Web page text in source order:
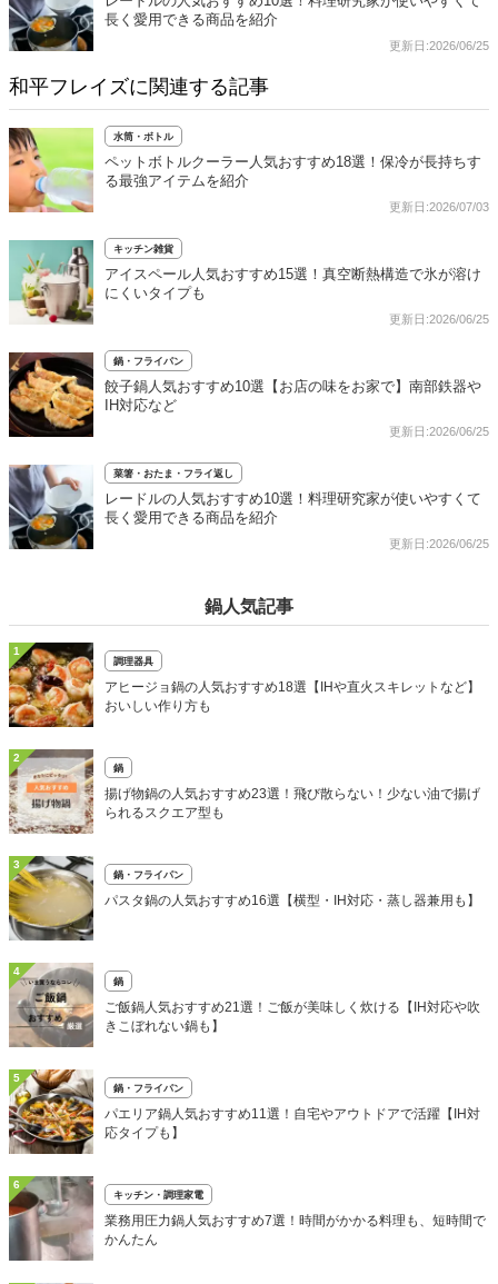
長く愛用できる商品を紹介
更新日:2026/06/25
和平フレイズに関連する記事
水筒・ボトル
ペットボトルクーラー人気おすすめ18選！保冷が長持ちす
る最強アイテムを紹介
更新日:2026/07/03
キッチン雑貨
アイスペール人気おすすめ15選！真空断熱構造で氷が溶け
にくいタイプも
更新日:2026/06/25
鍋・フライパン
餃子鍋人気おすすめ10選【お店の味をお家で】南部鉄器や
IH対応など
更新日:2026/06/25
菜箸・おたま・フライ返し
レードルの人気おすすめ10選！料理研究家が使いやすくて
長く愛用できる商品を紹介
更新日:2026/06/25
鍋人気記事
1
調理器具
アヒージョ鍋の人気おすすめ18選【IHや直火スキレットなど】
おいしい作り方も
2
鍋
揚げ物鍋の人気おすすめ23選！飛び散らない！少ない油で揚げ
られるスクエア型も
3
鍋・フライパン
パスタ鍋の人気おすすめ16選【横型・IH対応・蒸し器兼用も】
4
鍋
ご飯鍋人気おすすめ21選！ご飯が美味しく炊ける【IH対応や吹
きこぼれない鍋も】
5
鍋・フライパン
パエリア鍋人気おすすめ11選！自宅やアウトドアで活躍【IH対
応タイプも】
6
キッチン・調理家電
業務用圧力鍋人気おすすめ7選！時間がかかる料理も、短時間で
かんたん